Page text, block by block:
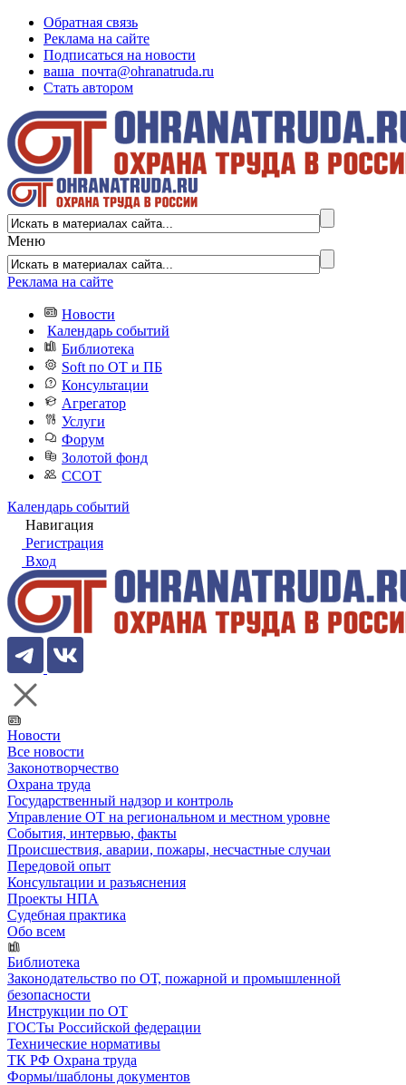
Обратная связь
Реклама на сайте
Подписаться на новости
ваша_почта@ohranatruda.ru
Стать автором
Меню
Реклама на сайте
Новости
Календарь событий
Библиотека
Soft по ОТ и ПБ
Консультации
Агрегатор
Услуги
Форум
Золотой фонд
ССОТ
Календарь событий
Навигация
Регистрация
Вход
Новости
Все новости
Законотворчество
Охрана труда
Государственный надзор и контроль
Управление ОТ на региональном и местном уровне
События, интервью, факты
Происшествия, аварии, пожары, несчастные случаи
Передовой опыт
Консультации и разъяснения
Проекты НПА
Судебная практика
Обо всем
Библиотека
Законодательство по ОТ, пожарной и промышленной
безопасности
Инструкции по ОТ
ГОСТы Российской федерации
Технические нормативы
ТК РФ Охрана труда
Формы/шаблоны документов